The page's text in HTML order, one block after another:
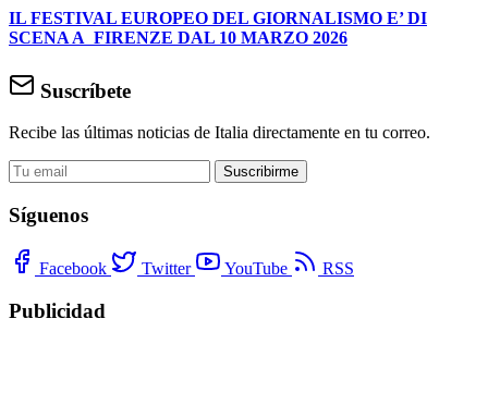
IL FESTIVAL EUROPEO DEL GIORNALISMO E’ DI
SCENA A FIRENZE DAL 10 MARZO 2026
Suscríbete
Recibe las últimas noticias de Italia directamente en tu correo.
Suscribirme
Síguenos
Facebook Twitter YouTube RSS
Publicidad